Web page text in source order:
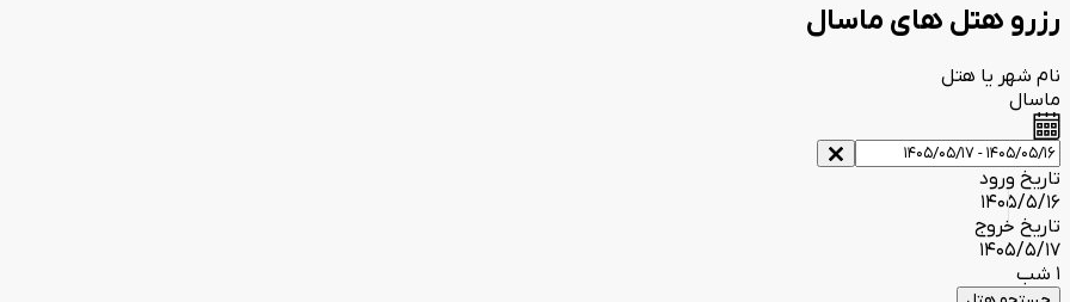
رزرو هتل های ماسال
نام شهر یا هتل
ماسال
تاریخ ورود
1405/5/16
تاریخ خروج
1405/5/17
1 شب